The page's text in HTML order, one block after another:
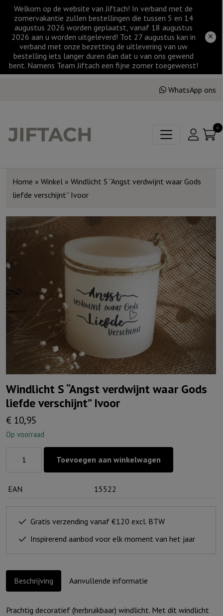
Welkom op de website van Jiftach! In verband met de
zomervakantie zullen bestellingen die tussen 5 en 14
augustus 2026 worden geplaatst, vanaf 18 augustus
2026 aan u worden uitgeleverd! Tot 27 augustus kan in
verband met onze bezetting de uitlevering van uw
bestelling iets langer duren dan dat u van ons gewend
bent. Namens Team Jiftach een fijne zomer toegewenst!
WhatsApp ons
0
Home » Winkel » Windlicht S “Angst verdwijnt waar Gods
liefde verschijnt” Ivoor
Windlicht S “Angst verdwijnt waar Gods
liefde verschijnt” Ivoor
€ 10,95
Op voorraad
verdwijnt
waar
Gods
aantal
Toevoegen aan winkelwagen
EAN 15522
Gratis verzending vanaf €120 excl. BTW
Inspirerend aanbod voor elk moment van het jaar
Beschrijving Aanvullende informatie
Prachtig decoratief (herbruikbaar) windlicht. Met dit windlicht